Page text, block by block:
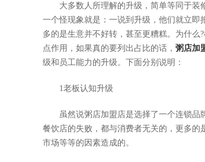
大多数人所理解的升级，简单等同于装
一个怪现象就是：一说到升级，他们就立即
多的是生意并不好转，甚至更糟糕。为什
点作用，如果真的要列出占比的话， 粥店加
级和员工能力的升级。下面分别说明：
1老板认知升级
虽然说粥店加盟店是选择了一个连锁品
餐饮店的失败，都与消费者无关的，更多
市场等等的因素造成的。